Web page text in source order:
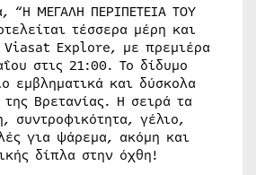
“Η ΜΕΓΑΛΗ ΠΕΡΙΠΕΤΕΙΑ ΤΟΥ
τέσσερα μέρη και
Viasat Explore, με πρεμιέρα
στις 21:00. Το δίδυμο
εμβληματικά και δύσκολα
Βρετανίας. Η σειρά τα
συντροφικότητα, γέλιο,
για ψάρεμα, ακόμη και
δίπλα στην όχθη!